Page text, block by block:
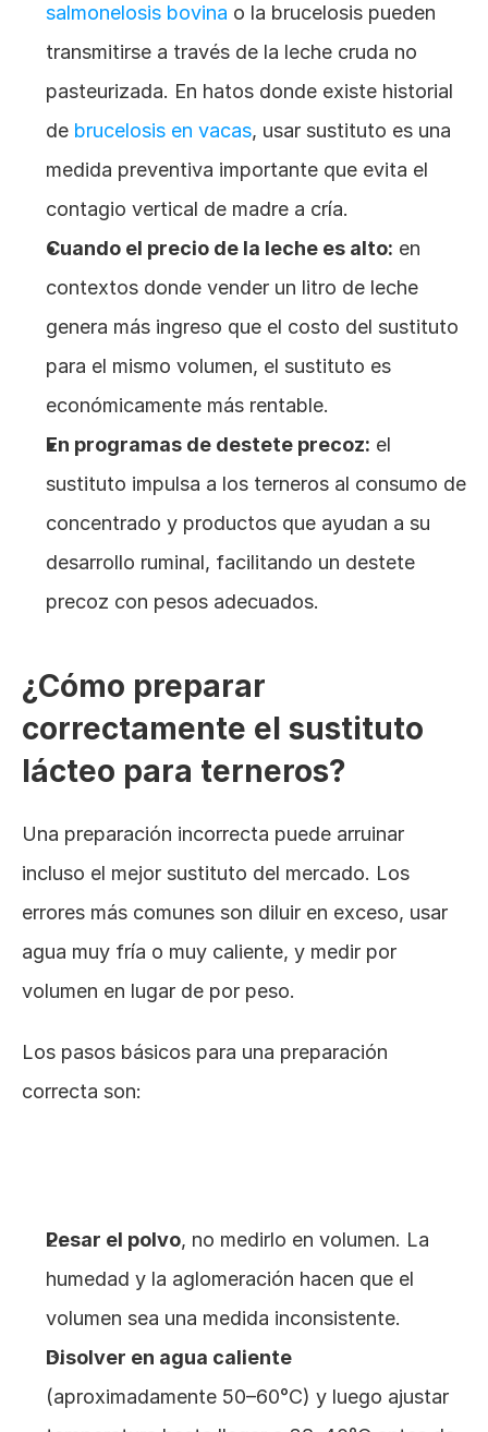
salmonelosis bovina o la brucelosis pueden
transmitirse a través de la leche cruda no
pasteurizada. En hatos donde existe historial
de brucelosis en vacas, usar sustituto es una
medida preventiva importante que evita el
contagio vertical de madre a cría.
Cuando el precio de la leche es alto: en
contextos donde vender un litro de leche
genera más ingreso que el costo del sustituto
para el mismo volumen, el sustituto es
económicamente más rentable.
En programas de destete precoz: el
sustituto impulsa a los terneros al consumo de
concentrado y productos que ayudan a su
desarrollo ruminal, facilitando un destete
precoz con pesos adecuados.
¿Cómo preparar
correctamente el sustituto
lácteo para terneros?
Una preparación incorrecta puede arruinar
incluso el mejor sustituto del mercado. Los
errores más comunes son diluir en exceso, usar
agua muy fría o muy caliente, y medir por
volumen en lugar de por peso.
Los pasos básicos para una preparación
correcta son:
Pesar el polvo, no medirlo en volumen. La
humedad y la aglomeración hacen que el
volumen sea una medida inconsistente.
Disolver en agua caliente
(aproximadamente 50–60°C) y luego ajustar